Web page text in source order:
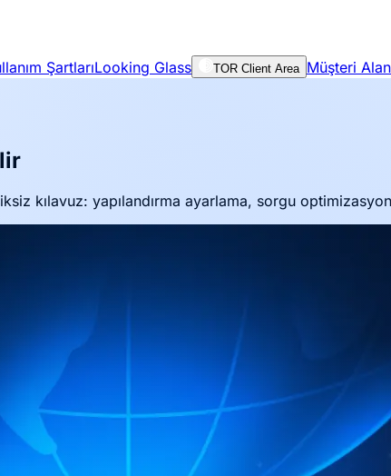
ŞartlarıLooking Glass TOR Client Area Müşteri
kılavuz: yapılandırma ayarlama, sorgu